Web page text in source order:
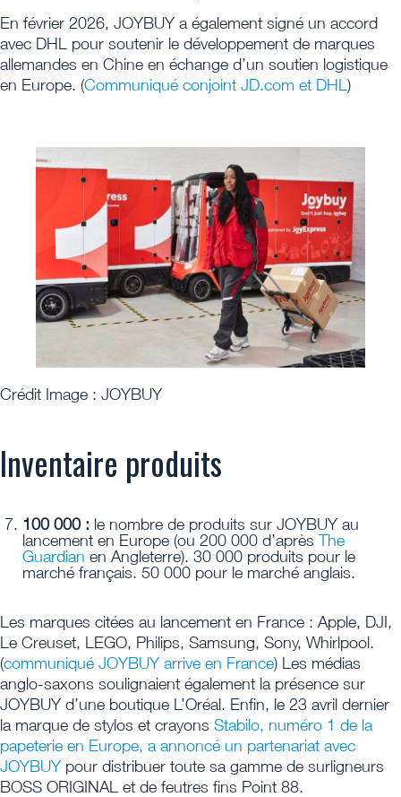
En février 2026, JOYBUY a également signé un accord
avec DHL pour soutenir le développement de marques
allemandes en Chine en échange d’un soutien logistique
en Europe. (Communiqué conjoint JD.com et DHL)
Crédit Image : JOYBUY
Inventaire produits
100 000 : le nombre de produits sur JOYBUY au
lancement en Europe (ou 200 000 d’aprèsThe
Guardian en Angleterre). 30 000 produits pour le
marché français. 50 000 pour le marché anglais.
Les marques citées au lancement en France : Apple, DJI,
Le Creuset, LEGO, Philips, Samsung, Sony, Whirlpool.
(communiqué JOYBUY arrive en France) Les médias
anglo-saxons soulignaient également la présence sur
JOYBUY d’une boutique L’Oréal. Enfin, le 23 avril dernier
la marque de stylos et crayons Stabilo, numéro 1 de la
papeterie en Europe, a annoncé un partenariat avec
JOYBUY pour distribuer toute sa gamme de surligneurs
BOSS ORIGINAL et de feutres fins Point 88.